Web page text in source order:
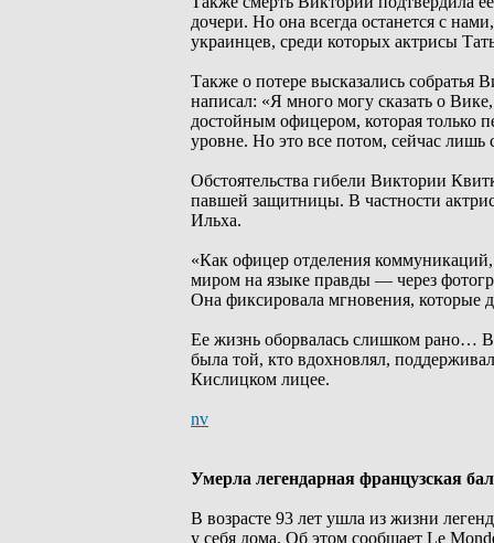
дочери. Но она всегда останется с
украинцев, среди которых актрисы
Также о потере высказались
написал: «Я много могу сказать о
достойным офицером, которая только
уровне. Но это все потом, сейчас лишь
Обстоятельства гибели Виктории
павшей защитницы. В частности
Ильха.
«Как офицер отделения
миром на языке правды — через
Она фиксировала мгновения, которые
Ее жизнь оборвалась слишком рано…
была той, кто вдохновлял,
Кислицком лицее.
nv
Умерла легендарная французская
В возрасте 93 лет ушла из жизни
у себя дома. Об этом сообщает Le